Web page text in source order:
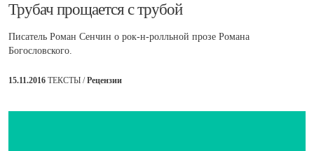
Трубач прощается с трубой
Писатель Роман Сенчин о рок-н-ролльной прозе Романа
Богословского.
15.11.2016 ТЕКСТЫ /Рецензии